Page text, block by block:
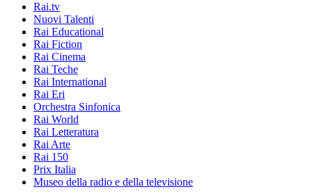
Rai.tv
Nuovi Talenti
Rai Educational
Rai Fiction
Rai Cinema
Rai Teche
Rai International
Rai Eri
Orchestra Sinfonica
Rai World
Rai Letteratura
Rai Arte
Rai 150
Prix Italia
Museo della radio e della televisione